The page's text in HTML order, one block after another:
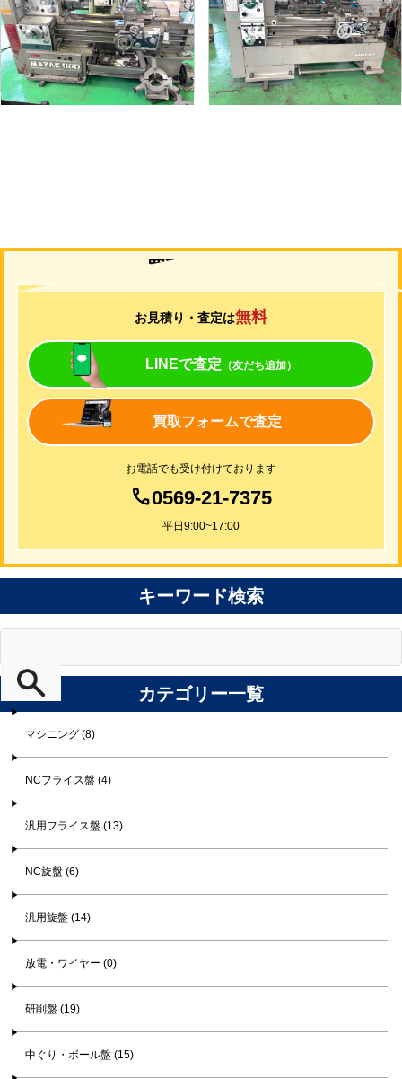
メーカー マザック
形 式MK-860S
年 式1989
メーカー 山崎
形 式MAZAK-ACE-1000
年 式1976
買取について
お見積り・査定は無料
LINEで査定 （友だち追加）
買取フォームで査定
お電話でも受け付けております
0569-21-7375
平日9:00~17:00
キーワード検索
カテゴリー一覧
マシニング (8)
NCフライス盤 (4)
汎用フライス盤 (13)
NC旋盤 (6)
汎用旋盤 (14)
放電・ワイヤー (0)
研削盤 (19)
中ぐり・ボール盤 (15)